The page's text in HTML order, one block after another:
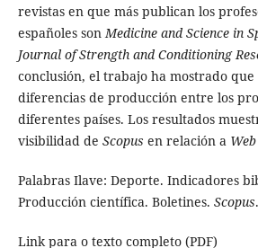
revistas en que más publican los
españoles sonMedicine and Science in
Journal of Strength and Conditioning
conclusión, el trabajo ha mostrado
diferencias de producción entre los
diferentes países. Los resultados
visibilidad de Scopus en relación a
Palabras Ilave: Deporte. Indicadores
Producción científica. Boletines. Scopus.
Link para o texto completo (PDF)